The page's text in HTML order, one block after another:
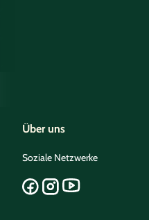
Über uns
Soziale Netzwerke